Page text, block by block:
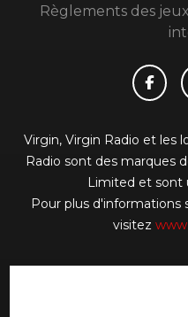
Règlements des
Virgin, Virgin Radio et les
Radio sont des marques
Limited et sont
Pour plus d'informations
visitez